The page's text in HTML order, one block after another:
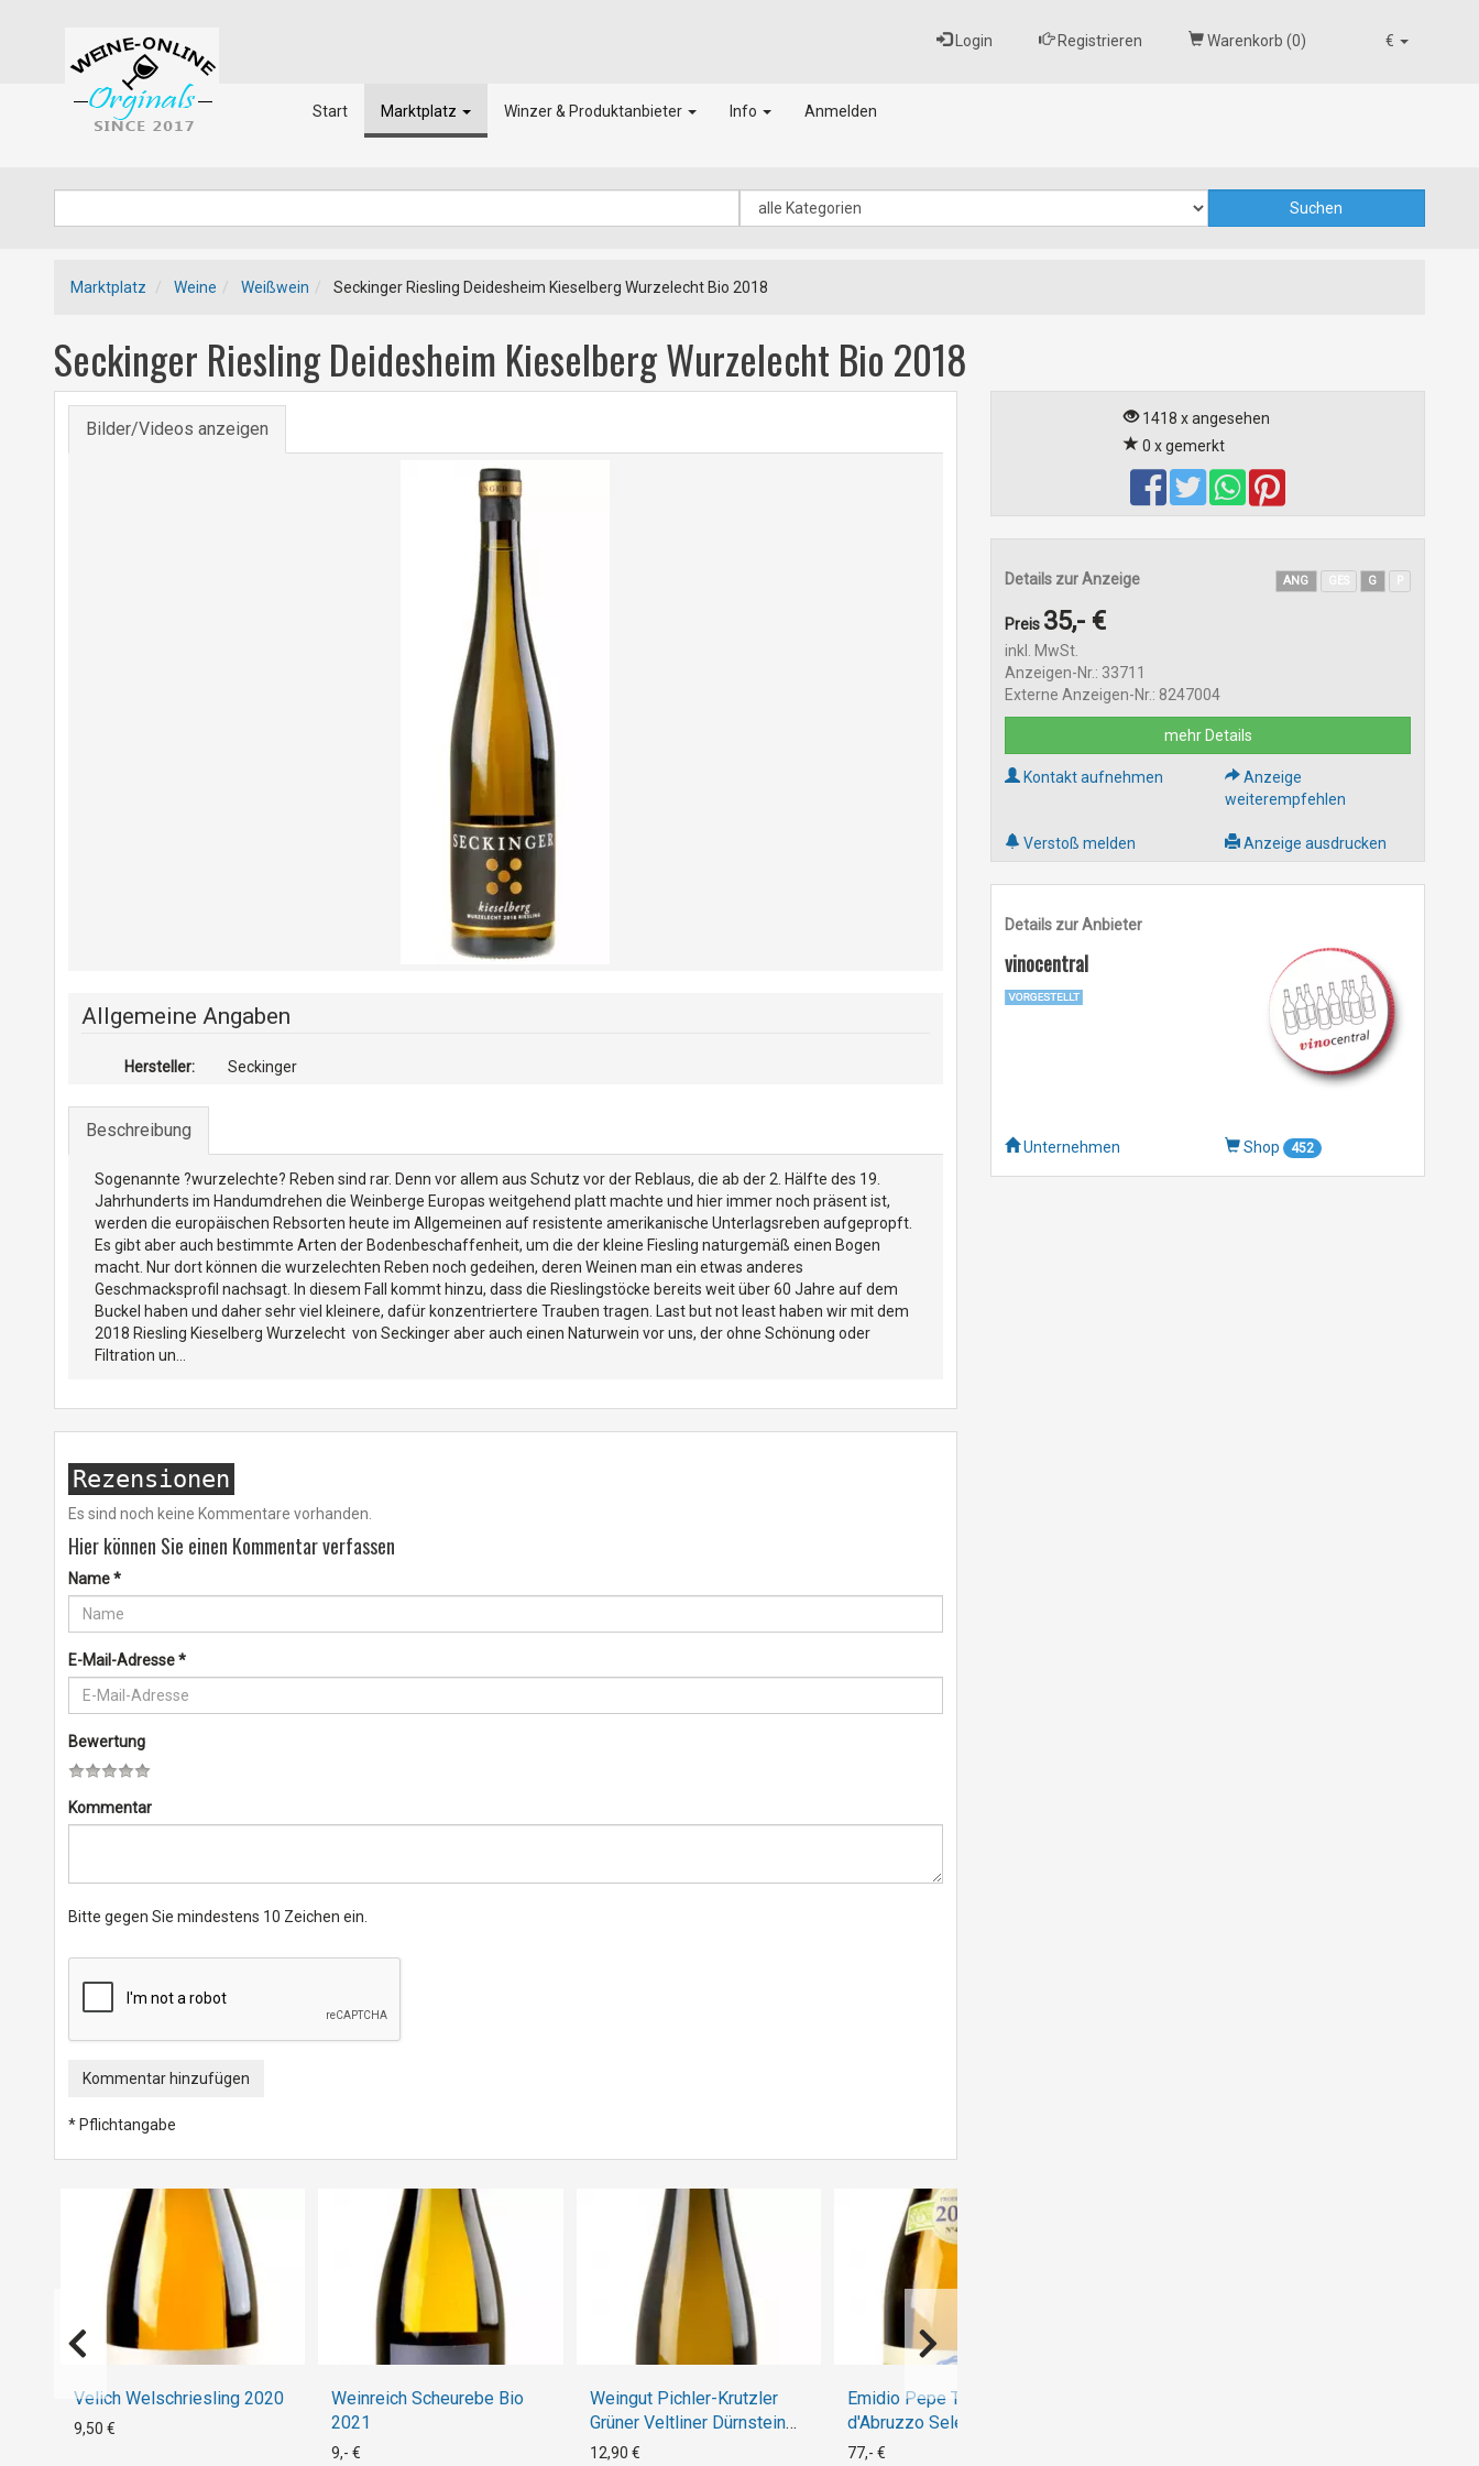
€
Login Registrieren Warenkorb (0)
Start Marktplatz Winzer & Produktanbieter Info Anmelden
Marktplatz Weine Weißwein Seckinger Riesling Deidesheim Kieselberg Wurzelecht Bio 2018
Seckinger Riesling Deidesheim Kieselberg Wurzelecht Bio 2018
Bilder/Videos anzeigen
Allgemeine Angaben
Hersteller: Seckinger
Beschreibung
Sogenannte ?wurzelechte? Reben sind rar. Denn vor allem aus Schutz vor der Reblaus, die ab der 2. Hälfte des 19.
Jahrhunderts im Handumdrehen die Weinberge Europas weitgehend platt machte und hier immer noch präsent ist,
werden die europäischen Rebsorten heute im Allgemeinen auf resistente amerikanische Unterlagsreben aufgepropft.
Es gibt aber auch bestimmte Arten der Bodenbeschaffenheit, um die der kleine Fiesling naturgemäß einen Bogen
macht. Nur dort können die wurzelechten Reben noch gedeihen, deren Weinen man ein etwas anderes
Geschmacksprofil nachsagt. In diesem Fall kommt hinzu, dass die Rieslingstöcke bereits weit über 60 Jahre auf dem
Buckel haben und daher sehr viel kleinere, dafür konzentriertere Trauben tragen. Last but not least haben wir mit dem
2018 Riesling Kieselberg Wurzelecht von Seckinger aber auch einen Naturwein vor uns, der ohne Schönung oder
Filtration un...
Rezensionen
Es sind noch keine Kommentare vorhanden.
Hier können Sie einen Kommentar verfassen
Name*
E-Mail-Adresse*
Bewertung
Kommentar
Bitte gegen Sie mindestens 10 Zeichen ein.
Kommentar hinzufügen
* Pflichtangabe
Velich Welschriesling 2020
9,50 €
Weinreich Scheurebe Bio
2021
9,- €
Weingut Pichler-Krutzler
Grüner Veltliner Dürnstein
2019
12,90 €
Emidio Pepe Trebbiano
d'Abruzzo Selezione VV Bio
2018
77,- €
1418 x angesehen
0 x gemerkt
Details zur Anzeige ANG G
Preis 35,- €
inkl. MwSt.
Anzeigen-Nr.: 33711
Externe Anzeigen-Nr.: 8247004
mehr Details
Kontakt aufnehmen
Anzeige
weiterempfehlen
Verstoß melden Anzeige ausdrucken
Details zur Anbieter
vinocentral
Unternehmen Shop 452